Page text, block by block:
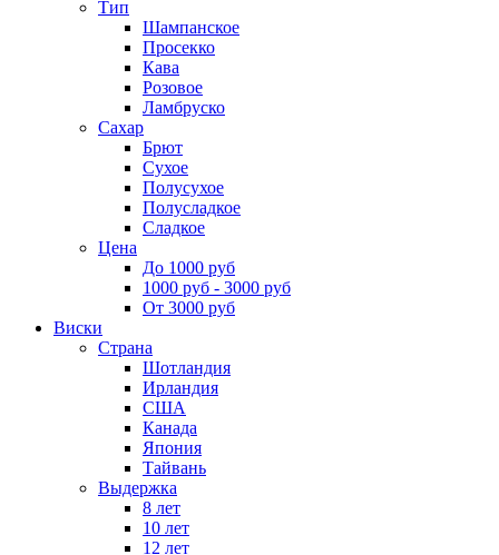
Тип
Шампанское
Просекко
Кава
Розовое
Ламбруско
Сахар
Брют
Сухое
Полусухое
Полусладкое
Сладкое
Цена
До 1000 руб
1000 руб - 3000 руб
От 3000 руб
Виски
Страна
Шотландия
Ирландия
США
Канада
Япония
Тайвань
Выдержка
8 лет
10 лет
12 лет